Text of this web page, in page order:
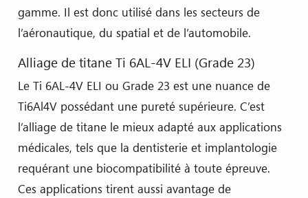
gamme. Il est donc utilisé dans les secteurs de
l’aéronautique, du spatial et de l’automobile.
Alliage de titane Ti 6AL-4V ELI (Grade 23)
Le Ti 6AL-4V ELI ou Grade 23 est une nuance de
Ti6Al4V possédant une pureté supérieure. C’est
l’alliage de titane le mieux adapté aux applications
médicales, tels que la dentisterie et implantologie
requérant une biocompatibilité à toute épreuve.
Ces applications tirent aussi avantage de